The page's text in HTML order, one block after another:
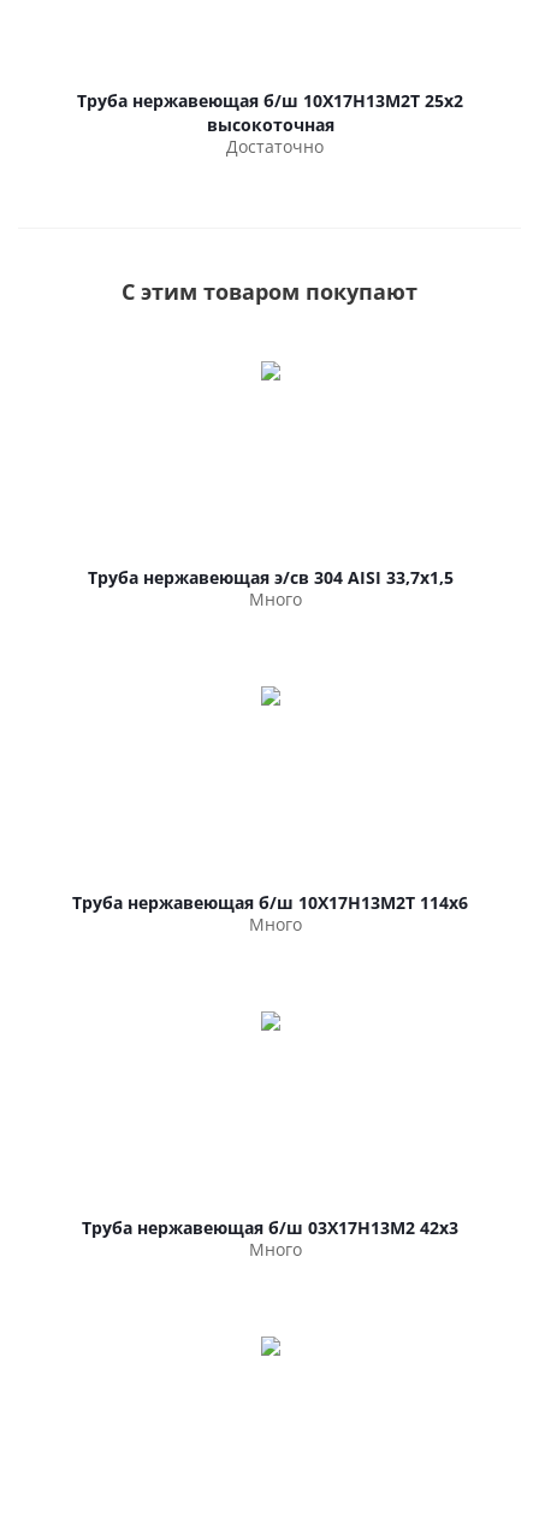
Труба нержавеющая б/ш 10Х17Н13М2Т 25х2
высокоточная
Достаточно
С этим товаром покупают
Труба нержавеющая э/св 304 AISI 33,7х1,5
Много
Труба нержавеющая б/ш 10Х17Н13М2Т 114х6
Много
Труба нержавеющая б/ш 03Х17Н13М2 42х3
Много